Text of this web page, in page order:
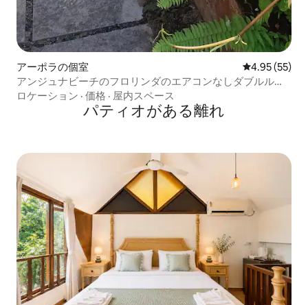
アーポラの個室 レビュー55
4.95 (55)
アンジュナビーチのフロリンダのエアコンなしダブルルー
ム（3）
ロケーション · 価格 · 屋内スペース
パティオがある離れ